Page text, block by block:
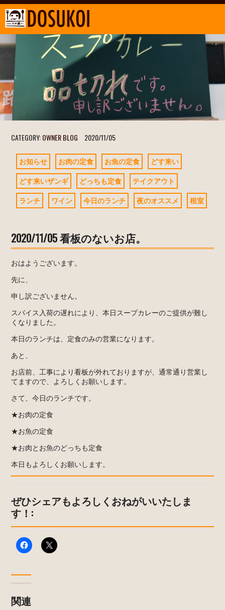
CATEGORY:OWNER BLOG 2020/11/05
お知らせ お肉の定食 お魚の定食
どす来い
どす来いザンギ
どっちも定食
テイクアウト
ランチ
ワイン 今日のランチ 夜のオススメ 根室
2020/11/05 看板のないお店。
おはようございます。
先に、
申し訳ございません。
スパイス入荷の遅れにより、本日スープカレーのご提供が難し
くなりました。
本日のランチは、定食のみの営業になります。
あと、
お店前、工事により看板が外れておりますが、通常通り営業し
てますので、よろしくお願いします。
さて、今日のランチです。
★お肉の定食
★お魚の定食
★お肉とお魚のどっちも定食
本日もよろしくお願いします。
ぜひシェアもよろしくおねがいいたしま
す！:
関連